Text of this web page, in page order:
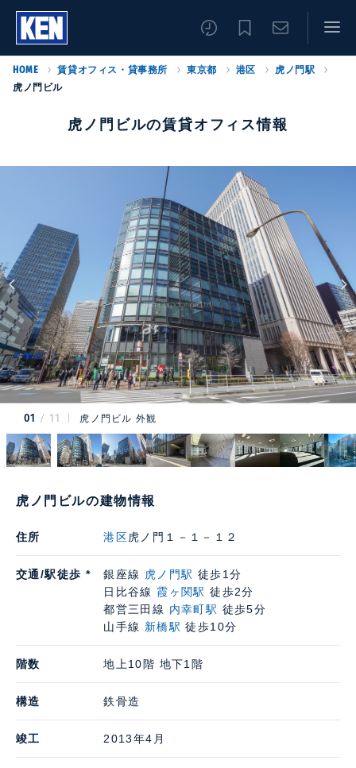
HOME 賃貸オフィス・貸事務所 東京都 港区
虎ノ門駅
虎ノ門ビル
虎ノ門ビルの賃貸オフィス情報
01 11 虎ノ門ビル 外観
虎ノ門ビルの建物情報
住所 港区虎ノ門１－１－１２
交通/駅徒歩 * 銀座線 虎ノ門駅 徒歩1分
日比谷線 霞ヶ関駅 徒歩2分
都営三田線 内幸町駅 徒歩5分
山手線 新橋駅 徒歩10分
階数 地上10階 地下1階
構造 鉄骨造
竣工 2013年4月